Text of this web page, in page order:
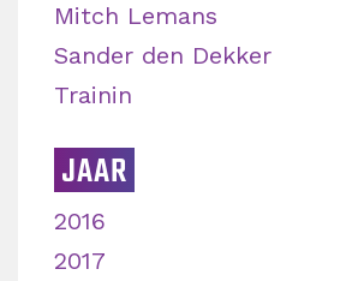
Mitch Lemans
Sander den Dekker
Trainin
JAAR
2016
2017